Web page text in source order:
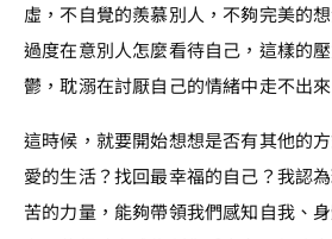
虛，不自覺的羨慕別人，不夠完美的
過度在意別人怎麼看待自己，這樣的
鬱，耽溺在討厭自己的情緒中走不出來
這時候，就要開始想想是否有其他的
愛的生活？找回最幸福的自己？我認
苦的力量，能夠帶領我們感知自我、